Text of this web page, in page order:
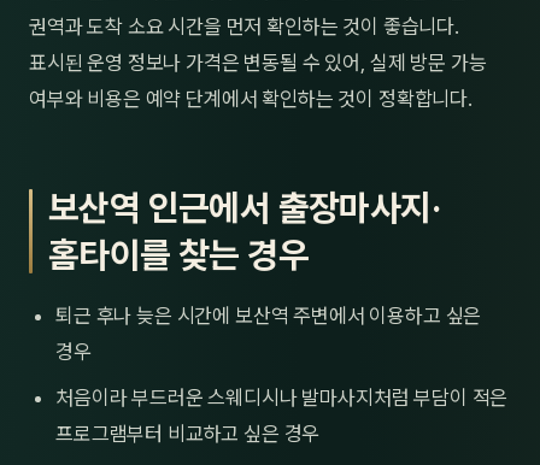
권역과 도착 소요 시간을 먼저 확인하는 것이 좋습니다.
표시된 운영 정보나 가격은 변동될 수 있어, 실제 방문 가능
여부와 비용은 예약 단계에서 확인하는 것이 정확합니다.
보산역 인근에서 출장마사지·
홈타이를 찾는 경우
퇴근 후나 늦은 시간에 보산역 주변에서 이용하고 싶은
경우
처음이라 부드러운 스웨디시나 발마사지처럼 부담이 적은
프로그램부터 비교하고 싶은 경우